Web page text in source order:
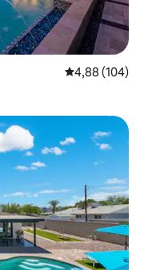
Vlerësimi
4,88 (104)